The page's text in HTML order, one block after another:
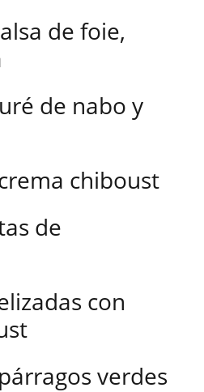
de foie,
de nabo y
chiboust
de
con
verdes